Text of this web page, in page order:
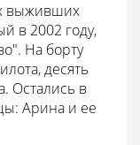
выживших
в 2002 году,
На борту
десять
Остались в
Арина и ее